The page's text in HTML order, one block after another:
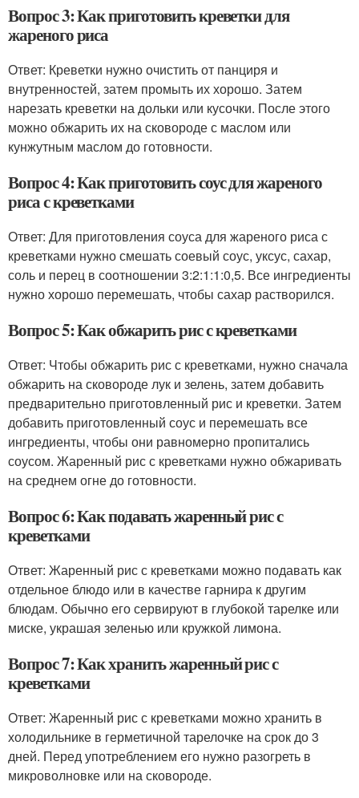
Вопрос 3: Как приготовить креветки для
жареного риса
Ответ: Креветки нужно очистить от панциря и
внутренностей, затем промыть их хорошо. Затем
нарезать креветки на дольки или кусочки. После этого
можно обжарить их на сковороде с маслом или
кунжутным маслом до готовности.
Вопрос 4: Как приготовить соус для жареного
риса с креветками
Ответ: Для приготовления соуса для жареного риса с
креветками нужно смешать соевый соус, уксус, сахар,
соль и перец в соотношении 3:2:1:1:0,5. Все ингредиенты
нужно хорошо перемешать, чтобы сахар растворился.
Вопрос 5: Как обжарить рис с креветками
Ответ: Чтобы обжарить рис с креветками, нужно сначала
обжарить на сковороде лук и зелень, затем добавить
предварительно приготовленный рис и креветки. Затем
добавить приготовленный соус и перемешать все
ингредиенты, чтобы они равномерно пропитались
соусом. Жаренный рис с креветками нужно обжаривать
на среднем огне до готовности.
Вопрос 6: Как подавать жаренный рис с
креветками
Ответ: Жаренный рис с креветками можно подавать как
отдельное блюдо или в качестве гарнира к другим
блюдам. Обычно его сервируют в глубокой тарелке или
миске, украшая зеленью или кружкой лимона.
Вопрос 7: Как хранить жаренный рис с
креветками
Ответ: Жаренный рис с креветками можно хранить в
холодильнике в герметичной тарелочке на срок до 3
дней. Перед употреблением его нужно разогреть в
микроволновке или на сковороде.